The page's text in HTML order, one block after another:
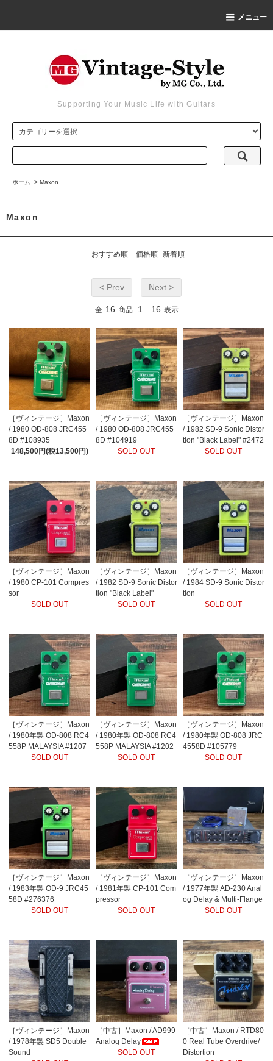
メニュー
Supporting Your Music Life with Guitars
ホーム > Maxon
Maxon
おすすめ順 価格順 新着順
< Prev Next >
全 16 商品 1 - 16 表示
［ヴィンテージ］Maxon
/ 1980 OD-808 JRC455
8D #108935
148,500円(税13,500円)
［ヴィンテージ］Maxon
/ 1980 OD-808 JRC455
8D #104919
SOLD OUT
［ヴィンテージ］Maxon
/ 1982 SD-9 Sonic Distor
tion "Black Label" #2472
SOLD OUT
［ヴィンテージ］Maxon
/ 1980 CP-101 Compres
sor
SOLD OUT
［ヴィンテージ］Maxon
/ 1982 SD-9 Sonic Distor
tion "Black Label"
SOLD OUT
［ヴィンテージ］Maxon
/ 1984 SD-9 Sonic Distor
tion
SOLD OUT
［ヴィンテージ］Maxon
/ 1980年製 OD-808 RC4
558P MALAYSIA #1207
SOLD OUT
［ヴィンテージ］Maxon
/ 1980年製 OD-808 RC4
558P MALAYSIA #1202
SOLD OUT
［ヴィンテージ］Maxon
/ 1980年製 OD-808 JRC
4558D #105779
SOLD OUT
［ヴィンテージ］Maxon
/ 1983年製 OD-9 JRC45
58D #276376
SOLD OUT
［ヴィンテージ］Maxon
/ 1981年製 CP-101 Com
pressor
SOLD OUT
［ヴィンテージ］Maxon
/ 1977年製 AD-230 Anal
og Delay & Multi-Flange
SOLD OUT
［ヴィンテージ］Maxon
/ 1978年製 SD5 Double
Sound
［中古］Maxon / AD999
Analog Delay
SOLD OUT
［中古］Maxon / RTD80
0 Real Tube Overdrive/
Distortion